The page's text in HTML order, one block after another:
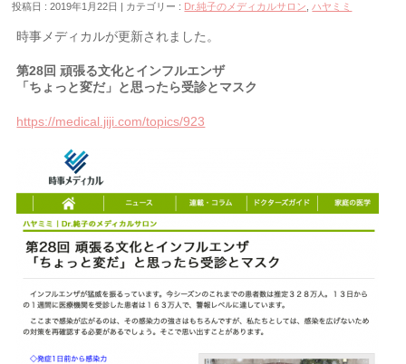
投稿日 : 2019年1月22日 | カテゴリー : Dr.純子のメディカルサロン ハヤミミ
時事メディカルが更新されました。
第28回 頑張る文化とインフルエンザ
「ちょっと変だ」と思ったら受診とマスク
https://medical.jiji.com/topics/923